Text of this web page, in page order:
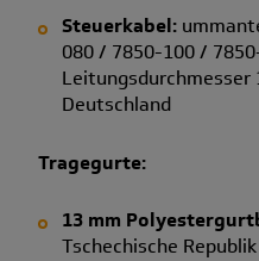
Steuerkabel:
080 / 7850-100 /
Leitungsdurchmesser
Deutschland
Tragegurte:
13 mm
Tschechische Republik